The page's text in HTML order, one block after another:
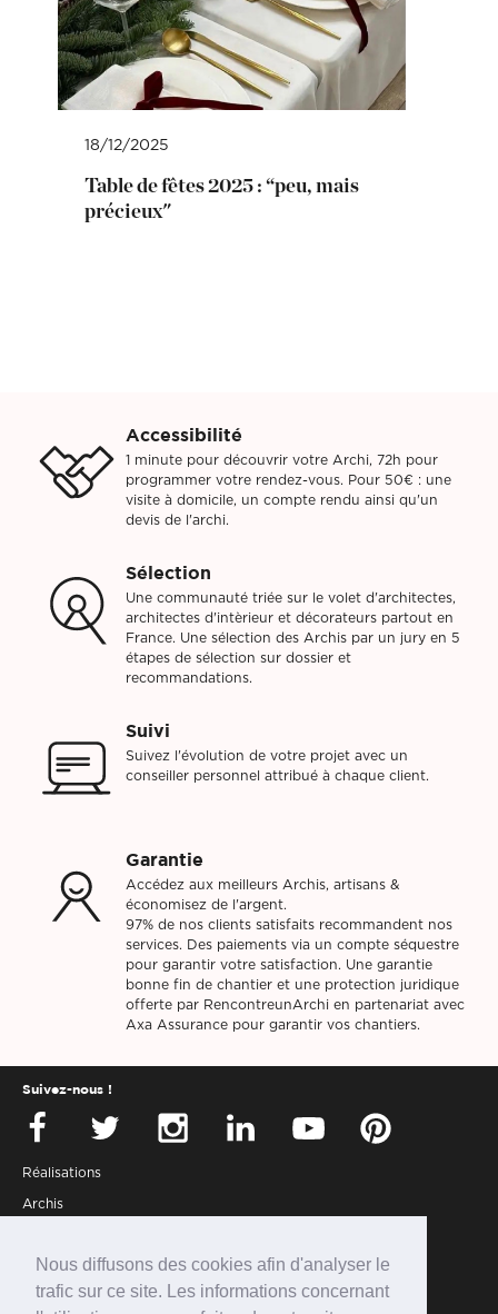
Nous diffusons des cookies afin d'analyser le
trafic sur ce site. Les informations concernant
18/12/2025
Table de fêtes 2025 : “peu, mais
précieux"
Accessibilité
1 minute pour découvrir votre Archi, 72h pour
programmer votre rendez-vous. Pour 50€ : une
visite à domicile, un compte rendu ainsi qu'un
devis de l'archi.
Sélection
Une communauté triée sur le volet d'architectes,
architectes d'intèrieur et décorateurs partout en
France. Une sélection des Archis par un jury en 5
étapes de sélection sur dossier et
recommandations.
Suivi
Suivez l'évolution de votre projet avec un
conseiller personnel attribué à chaque client.
Garantie
Accédez aux meilleurs Archis, artisans &
économisez de l'argent.
97% de nos clients satisfaits recommandent nos
services. Des paiements via un compte séquestre
pour garantir votre satisfaction. Une garantie
bonne fin de chantier et une protection juridique
offerte par RencontreunArchi en partenariat avec
Axa Assurance pour garantir vos chantiers.
Réalisations
Archis
Partenaires
Connexion
Suivez-nous !